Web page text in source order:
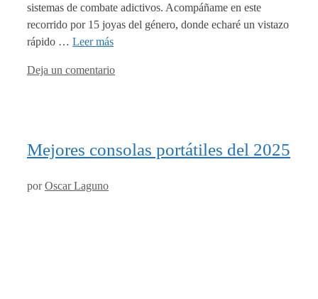
sistemas de combate adictivos. Acompáñame en este
recorrido por 15 joyas del género, donde echaré un vistazo
rápido … Leer más
Deja un comentario
Mejores consolas portátiles del 2025
porOscar Laguno